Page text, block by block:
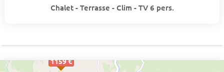
Chalet - Terrasse - Clim - TV 6 pers.
1159 €